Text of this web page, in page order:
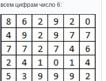
всем цифрам число 6: